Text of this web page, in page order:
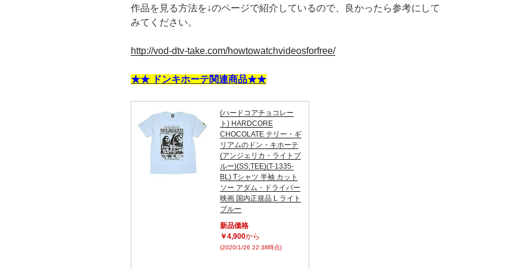
作品を見る方法を↓のページで紹介しているので、良かったら参考にして
みてください。
http://vod-dtv-take.com/howtowatchvideosforfree/
★★ ドンキホーテ関連商品★★
(ハードコアチョコレー
ト) HARDCORE
CHOCOLATE テリー・ギ
リアムのドン・キホーテ
(アンジェリカ・ライトブ
ルー)(SS:TEE)(T-1335-
BL) Tシャツ 半袖 カット
ソー アダム・ドライバー
映画 国内正規品 L ライト
ブルー
新品価格
￥4,900から
(2020/1/26 22:38時点)